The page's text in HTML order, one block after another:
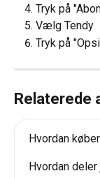
Tryk på
Vælg Tendy
Tryk på
Relaterede
Hvordan
Hvordan